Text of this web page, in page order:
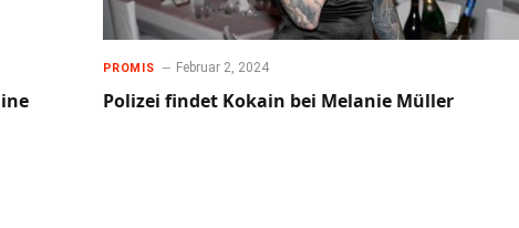
PROMIS Februar 2, 2024
Polizei findet Kokain bei Melanie Müller